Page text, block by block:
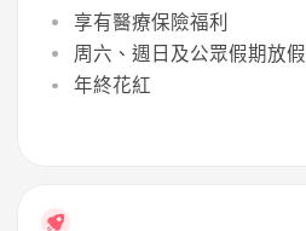
享有醫療保險福利
周六、週日及公眾假期放假
年終花紅